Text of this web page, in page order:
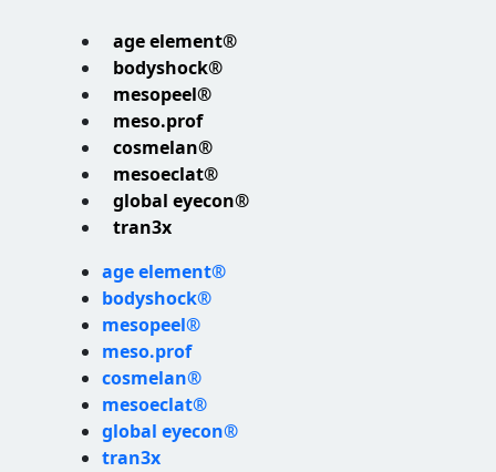
age element®
bodyshock®
mesopeel®
meso.prof
cosmelan®
mesoeclat®
global eyecon®
tran3x
age element®
bodyshock®
mesopeel®
meso.prof
cosmelan®
mesoeclat®
global eyecon®
tran3x